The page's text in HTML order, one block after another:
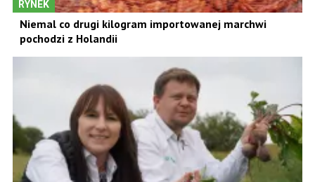
RYNEK
Niemal co drugi kilogram importowanej marchwi
pochodzi z Holandii